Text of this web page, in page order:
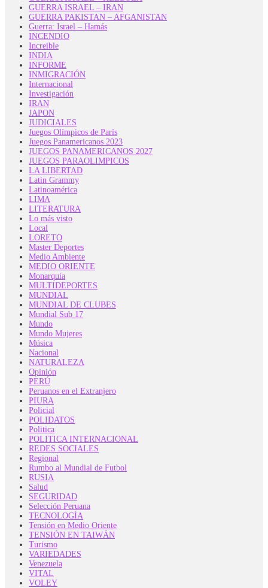
GUERRA ISRAEL – IRAN
GUERRA PAKISTAN – AFGANISTAN
Guerra: Israel – Hamás
INCENDIO
Increible
INDIA
INFORME
INMIGRACIÓN
Internacional
Investigación
IRAN
JAPON
JUDICIALES
Juegos Olímpicos de París
Juegos Panamericanos 2023
JUEGOS PANAMERICANOS 2027
JUEGOS PARAOLIMPICOS
LA LIBERTAD
Latin Grammy
Latinoamérica
LIMA
LITERATURA
Lo más visto
Local
LORETO
Master Deportes
Medio Ambiente
MEDIO ORIENTE
Monarquía
MULTIDEPORTES
MUNDIAL
MUNDIAL DE CLUBES
Mundial Sub 17
Mundo
Mundo Mujeres
Música
Nacional
NATURALEZA
Opinión
PERÚ
Peruanos en el Extranjero
PIURA
Policial
POLIDATOS
Politica
POLITICA INTERNACIONAL
REDES SOCIALES
Regional
Rumbo al Mundial de Futbol
RUSIA
Salud
SEGURIDAD
Selección Peruana
TECNOLOGÍA
Tensión en Medio Oriente
TENSIÓN EN TAIWÁN
Turismo
VARIEDADES
Venezuela
VITAL
VOLEY